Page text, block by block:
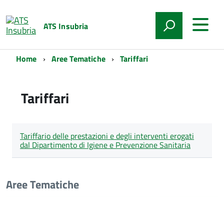
ATS Insubria
Home Aree Tematiche Tariffari
Tariffari
degli
articoli
nella
Titolo
Tariffario delle prestazioni e degli interventi erogati
dal Dipartimento di Igiene e Prevenzione Sanitaria
Aree Tematiche